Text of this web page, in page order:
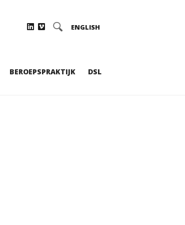
ENGLISH
BEROEPSPRAKTIJK DSL